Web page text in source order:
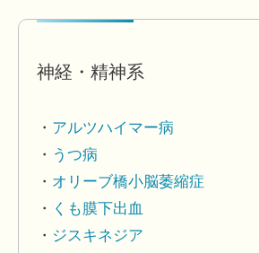
神経・精神系
アルツハイマー病
うつ病
オリーブ橋小脳萎縮症
くも膜下出血
ジスキネジア